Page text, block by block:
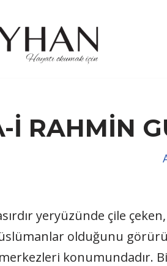
İ RAHMİN
yeryüzünde çile
olduğunu
konumundadır.